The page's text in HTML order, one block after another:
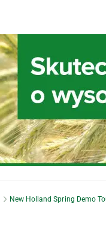
New Holland Spring Demo